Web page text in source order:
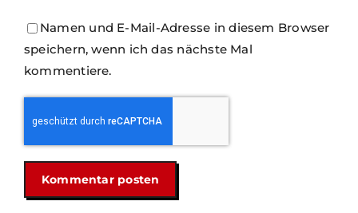
Namen und E-Mail-Adresse in diesem Browser
speichern, wenn ich das nächste Mal
kommentiere.